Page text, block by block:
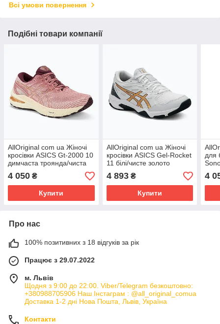
Всі умови повернення
Подібні товари компанії
AllOriginal com ua Жіночі
кросівки ASICS Gt-2000 10
димчаста троянда/чиста
бронза РОЗМІРИ
ЗАПИТУЙТЕ
4 050 ₴
Купити
AllOriginal com ua Жіночі
кросівки ASICS Gel-Rocket
11 білі/чисте золото
РОЗМІРИ ЗАПИТУЙТЕ
4 893₴
Купити
для
4
Про нас
100% позитивних з 18 відгуків за рік
Працює з 29.07.2022
м. Львів
Щодня з 9:00 до 22:00. Viber/Telegram безкоштовно:
+380988705906 Наш Інстаграм : @all_original_comua
Доставка 1-2 дні Нова Пошта, Львів, Україна
Контакти